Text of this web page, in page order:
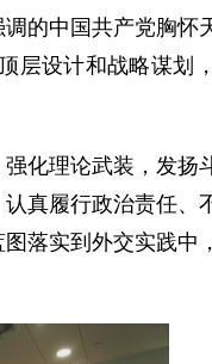
的中国共产党胸怀
层设计和战略谋划
化理论武装，发扬
真履行政治责任、
落实到外交实践中